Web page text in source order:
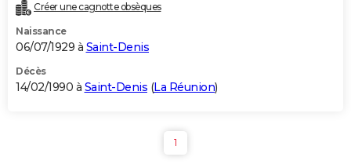
Créer une cagnotte obsèques
Naissance
06/07/1929 à Saint-Denis
Décès
14/02/1990 à Saint-Denis (La Réunion)
1